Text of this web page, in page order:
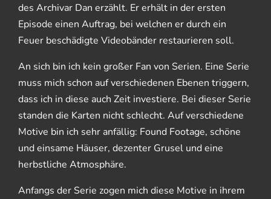
des Archivar Dan erzählt. Er erhält in der ersten
Episode einen Auftrag, bei welchen er durch ein
Feuer beschädigte Videobänder restaurieren soll.
An sich bin ich kein großer Fan von Serien. Eine Serie
muss mich schon auf verschiedenen Ebenen triggern,
dass ich in diese auch Zeit investiere. Bei dieser Serie
standen die Karten nicht schlecht. Auf verschiedene
Motive bin ich sehr anfällig: Found Footage, schöne
und einsame Häuser, dezenter Grusel und eine
herbstliche Atmosphäre.
Anfangs der Serie zogen mich diese Motive in ihrem